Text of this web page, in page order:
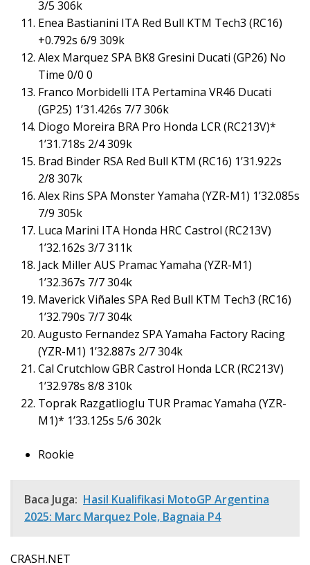
3/5 306k
Enea Bastianini ITA Red Bull KTM Tech3 (RC16)
+0.792s 6/9 309k
Alex Marquez SPA BK8 Gresini Ducati (GP26) No
Time 0/0 0
Franco Morbidelli ITA Pertamina VR46 Ducati
(GP25) 1’31.426s 7/7 306k
Diogo Moreira BRA Pro Honda LCR (RC213V)*
1’31.718s 2/4 309k
Brad Binder RSA Red Bull KTM (RC16) 1’31.922s
2/8 307k
Alex Rins SPA Monster Yamaha (YZR-M1) 1’32.085s
7/9 305k
Luca Marini ITA Honda HRC Castrol (RC213V)
1’32.162s 3/7 311k
Jack Miller AUS Pramac Yamaha (YZR-M1)
1’32.367s 7/7 304k
Maverick Viñales SPA Red Bull KTM Tech3 (RC16)
1’32.790s 7/7 304k
Augusto Fernandez SPA Yamaha Factory Racing
(YZR-M1) 1’32.887s 2/7 304k
Cal Crutchlow GBR Castrol Honda LCR (RC213V)
1’32.978s 8/8 310k
Toprak Razgatlioglu TUR Pramac Yamaha (YZR-
M1)* 1’33.125s 5/6 302k
Rookie
Baca Juga: Hasil Kualifikasi MotoGP Argentina
2025: Marc Marquez Pole, Bagnaia P4
CRASH.NET